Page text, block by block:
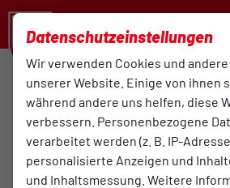
Datenschutzeinstellungen
Wir verwenden Cookies und
unserer Website. Einige von ihnen
während andere uns helfen, diese
verbessern. Personenbezogene
verarbeitet werden (z. B. IP-
personalisierte Anzeigen und
und Inhaltsmessung. Weitere
Leichtathletik
14.05.2024 17:35 Uhr
Frank Rüdiger
Osnabrück am